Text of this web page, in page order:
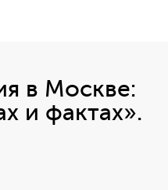
в Москве:
и фактах».